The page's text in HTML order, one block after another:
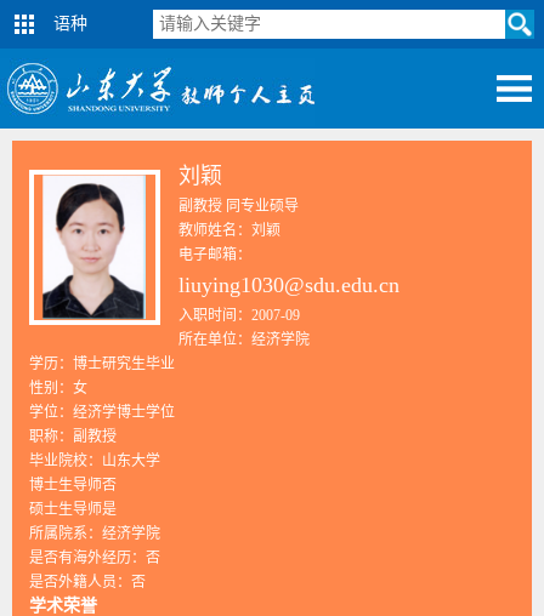
语种
刘颖
副教授 同专业硕导
教师姓名：刘颖
电子邮箱：
liuying1030@sdu.edu.cn
入职时间：2007-09
所在单位：经济学院
学历：博士研究生毕业
性别：女
学位：经济学博士学位
职称：副教授
毕业院校：山东大学
博士生导师否
硕士生导师是
所属院系：经济学院
是否有海外经历：否
是否外籍人员：否
学术荣誉